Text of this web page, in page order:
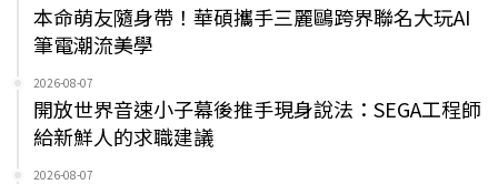
本命萌友隨身帶！華碩攜手三麗鷗跨界聯名大玩AI
筆電潮流美學
2026-08-07
開放世界音速小子幕後推手現身說法：SEGA工程師
給新鮮人的求職建議
2026-08-07